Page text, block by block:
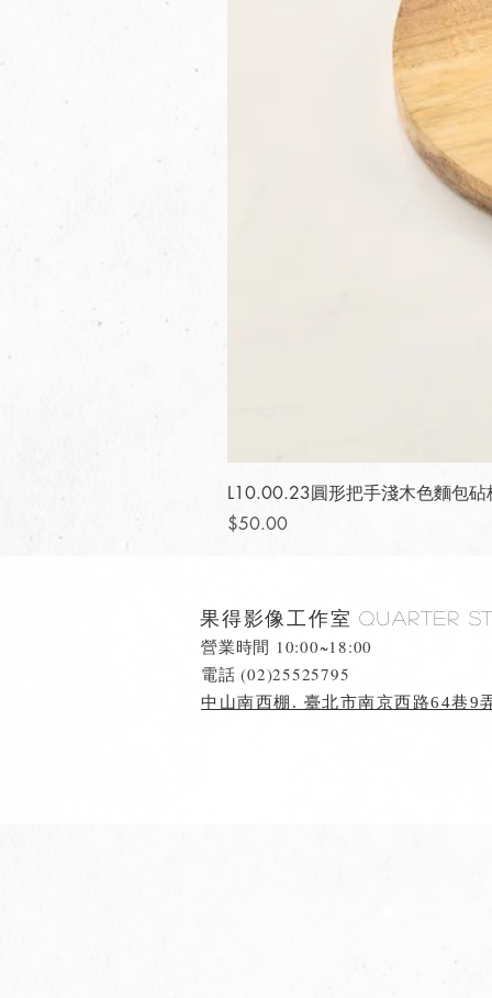
L10.00.23圓形把手淺木色麵包砧
價格
$50.00
果得影像工作室Quarter
營業時間 10:00~18:00
​電話 (02)25525795
中山南西棚. 臺北市南京西路64巷9